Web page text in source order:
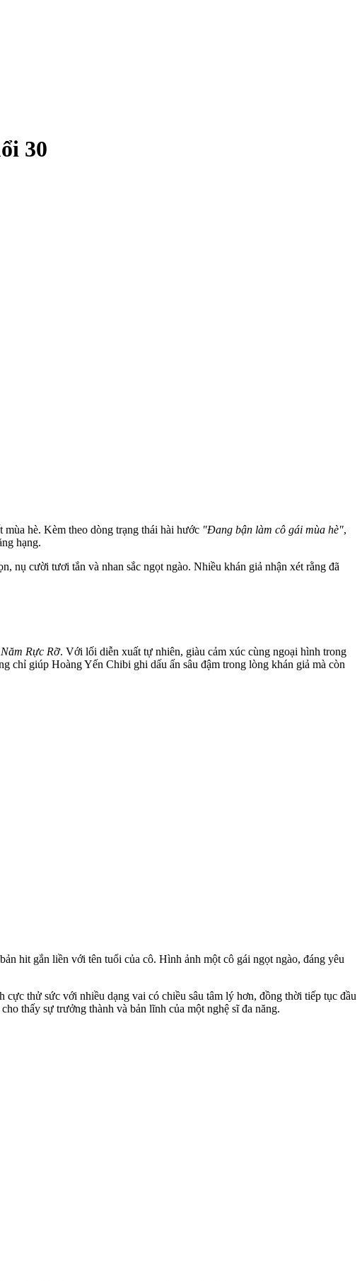
30
hè. Kèm theo dòng trạng thái hài hước "Đang bận làm cô gái mùa hè",
hạng.
nụ cười tươi tắn và nhan sắc ngọt ngào. Nhiều khán giả nhận xét rằng đã
Rực Rỡ. Với lối diễn xuất tự nhiên, giàu cảm xúc cùng ngoại hình trong
chỉ giúp Hoàng Yến Chibi ghi dấu ấn sâu đậm trong lòng khán giả mà còn
hit gắn liền với tên tuổi của cô. Hình ảnh một cô gái ngọt ngào, đáng yêu
thử sức với nhiều dạng vai có chiều sâu tâm lý hơn, đồng thời tiếp tục đầu
thấy sự trưởng thành và bản lĩnh của một nghệ sĩ đa năng.